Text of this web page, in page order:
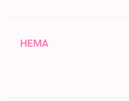
HEMA